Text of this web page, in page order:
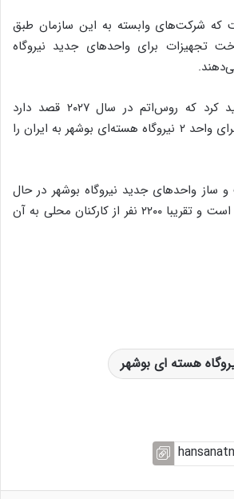
که شرکت‌های وابسته به این سازمان طبق
تجهیزات برای واحدهای جدید نیروگاه
لیخاچف همچنین تاکید کرد که روس‌اتم در سال ۲۰۲۷ قصد دارد
ارسال تجهیزات راکتور برای واحد ۲ نیروگاه هسته‌ای بوشهر به ایران را
واحدهای جدید نیروگاه بوشهر در حال
بازگشت به حالت عادی است و تقریبا ۲۲۰۰ نفر از کارکنان محلی به آن
هسته ای بوشهر